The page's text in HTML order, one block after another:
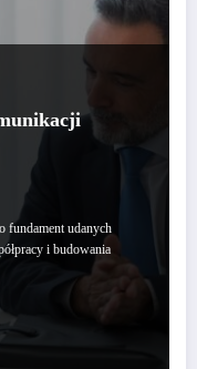
fundament udanych
i budowania